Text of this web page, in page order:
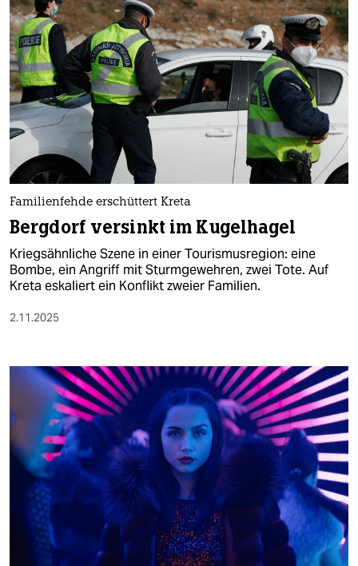
Familienfehde erschüttert Kreta
Bergdorf versinkt im Kugelhagel
Kriegsähnliche Szene in einer Tourismusregion: eine
Bombe, ein Angriff mit Sturmgewehren, zwei Tote. Auf
Kreta eskaliert ein Konflikt zweier Familien.
2.11.2025